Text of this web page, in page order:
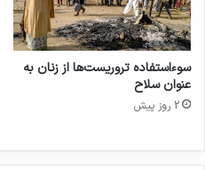
سوءاستفاده تروریست‌ها از زنان به
عنوان سلاح
2 روز پیش